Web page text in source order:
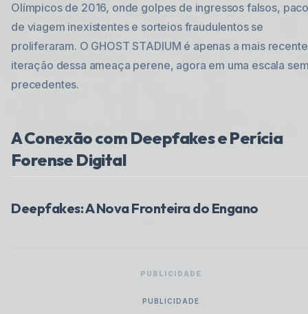
Olímpicos de 2016, onde golpes de ingressos falsos,
de viagem inexistentes e sorteios fraudulentos se
proliferaram. O GHOST STADIUM é apenas a mais recente
iteração dessa ameaça perene, agora em uma escala
precedentes.
A Conexão com Deepfakes e Perícia
Forense Digital
Deepfakes: A Nova Fronteira do Engano
PUBLICIDADE
PUBLICIDADE